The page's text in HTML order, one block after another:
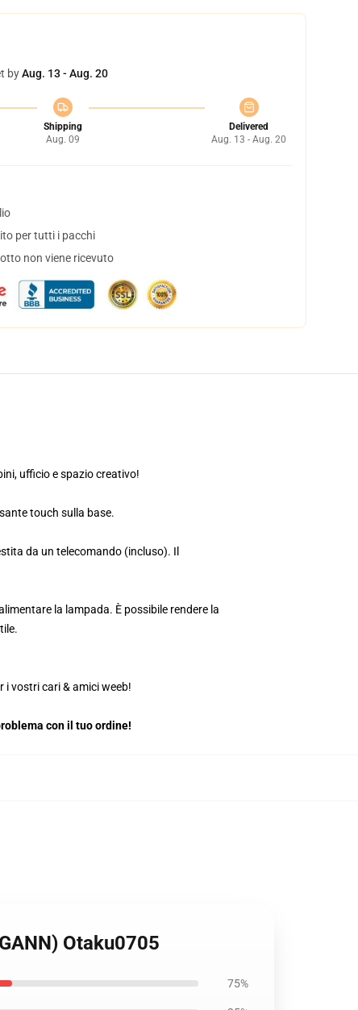
byAug. 13 - Aug. 20
Shipping
Aug. 09
Delivered
Aug. 13 - Aug. 20
per tutti i pacchi
non viene ricevuto
ufficio e spazio creativo!
touch sulla base.
da un telecomando (incluso). Il
la lampada. È possibile rendere la
i vostri cari & amici weeb!
con il tuo ordine!
Otaku0705
75%